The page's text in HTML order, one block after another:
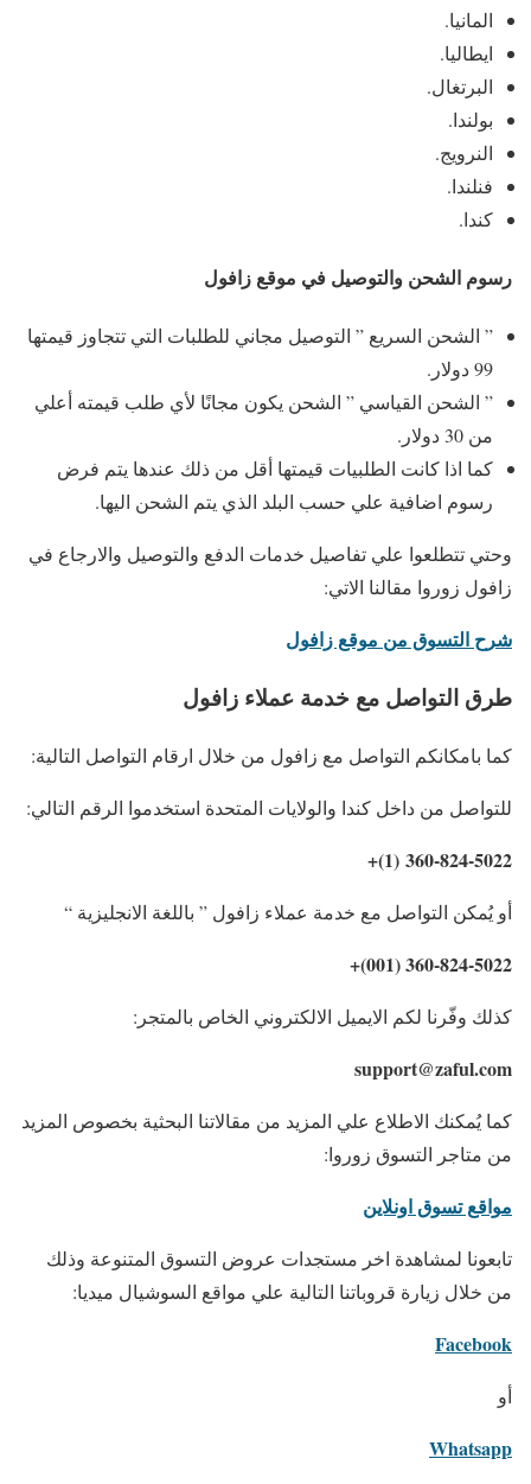
المانيا.
ايطاليا.
البرتغال.
بولندا.
النرويج.
فنلندا.
كندا.
رسوم الشحن والتوصيل في موقع زافول
” الشحن السريع ” التوصيل مجاني للطلبات التي تتجاوز قيمتها
99 دولار.
” الشحن القياسي ” الشحن يكون مجانًا لأي طلب قيمته أعلي
من 30 دولار.
كما اذا كانت الطلبيات قيمتها أقل من ذلك عندها يتم فرض
رسوم اضافية علي حسب البلد الذي يتم الشحن اليها.
وحتي تتطلعوا علي تفاصيل خدمات الدفع والتوصيل والارجاع في
زافول زوروا مقالنا الاتي:
شرح التسوق من موقع زافول
طرق التواصل مع خدمة عملاء زافول
كما بامكانكم التواصل مع زافول من خلال ارقام التواصل التالية:
للتواصل من داخل كندا والولايات المتحدة استخدموا الرقم التالي:
360-824-5022 (1)+
أو يُمكن التواصل مع خدمة عملاء زافول ” باللغة الانجليزية “
360-824-5022 (001)+
كذلك وفّرنا لكم الايميل الالكتروني الخاص بالمتجر:
support@zaful.com
كما يُمكنك الاطلاع علي المزيد من مقالاتنا البحثية بخصوص المزيد
من متاجر التسوق زوروا:
مواقع تسوق اونلاين
تابعونا لمشاهدة اخر مستجدات عروض التسوق المتنوعة وذلك
من خلال زيارة قروباتنا التالية علي مواقع السوشيال ميديا:
Facebook
أو
Whatsapp